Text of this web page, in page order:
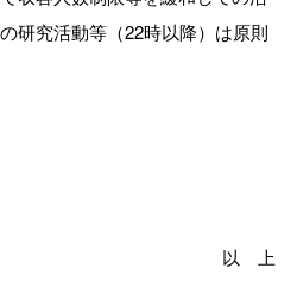
研究活動等（22時以降）は原則
以 上